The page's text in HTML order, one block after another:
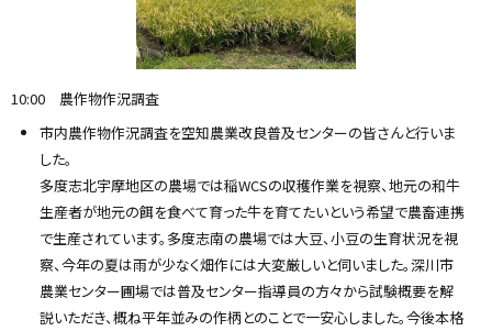
10:00 農作物作況調査
市内農作物作況調査を空知農業改良普及センターの皆さんと行いま
した。
多度志北宇摩地区の農場では稲WCSの収穫作業を視察、地元の和牛
生産者が地元の餌を食べて育った牛を育てたいという希望で農畜連携
で生産されています。多度志南の農場では大豆、小豆の生育状況を視
察、今年の夏は雨が少なく畑作には大変厳しいと伺いました。深川市
農業センター圃場では普及センター指導員の方々から試験概要を解
説いただき、概ね平年並みの作柄とのことで一安心しました。今後本格